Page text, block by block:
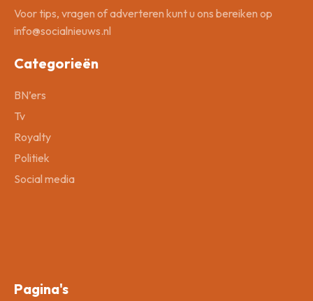
Voor tips, vragen of adverteren kunt u ons bereiken op
info@socialnieuws.nl
Categorieën
BN’ers
Tv
Royalty
Politiek
Social media
Pagina's